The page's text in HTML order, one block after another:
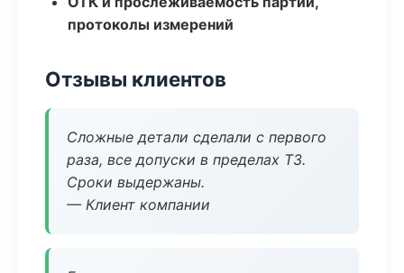
протоколы измерений
Отзывы клиентов
Сложные детали сделали с первого
раза, все допуски в пределах ТЗ.
Сроки выдержаны.
— Клиент компании